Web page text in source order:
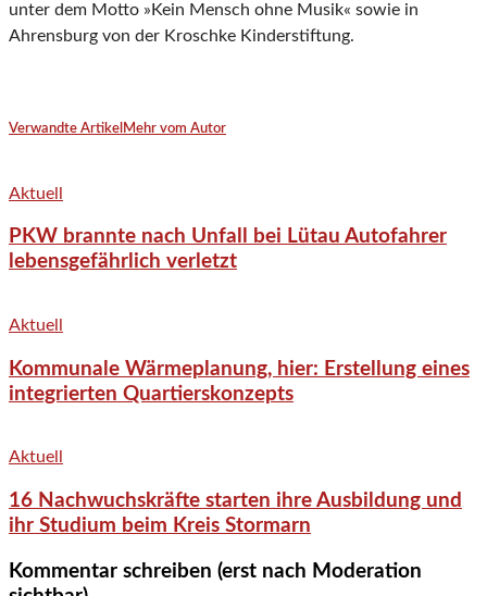
unter dem Motto »Kein Mensch ohne Musik« sowie in
Ahrensburg von der Kroschke Kinderstiftung.
Verwandte Artikel Mehr vom Autor
Aktuell
PKW brannte nach Unfall bei Lütau Autofahrer
lebensgefährlich verletzt
Aktuell
Kommunale Wärmeplanung, hier: Erstellung eines
integrierten Quartierskonzepts
Aktuell
16 Nachwuchskräfte starten ihre Ausbildung und
ihr Studium beim Kreis Stormarn
Kommentar schreiben (erst nach Moderation